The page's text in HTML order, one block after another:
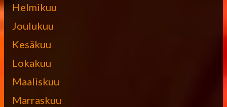
Helmikuu
Joulukuu
Kesäkuu
Lokakuu
Maaliskuu
Marraskuu